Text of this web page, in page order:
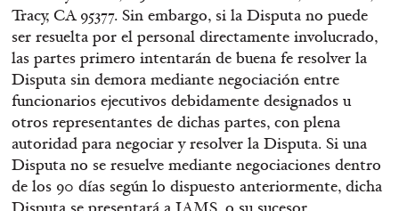
Tracy, CA 95377. Sin embargo, si la Disputa no puede
ser resuelta por el personal directamente involucrado,
las partes primero intentarán de buena fe resolver la
Disputa sin demora mediante negociación entre
funcionarios ejecutivos debidamente designados u
otros representantes de dichas partes, con plena
autoridad para negociar y resolver la Disputa. Si una
Disputa no se resuelve mediante negociaciones dentro
de los 90 días según lo dispuesto anteriormente, dicha